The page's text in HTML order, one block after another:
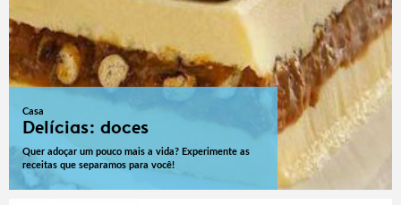
Casa
Delícias: doces
Quer adoçar um pouco mais a vida? Experimente as
receitas que separamos para você!